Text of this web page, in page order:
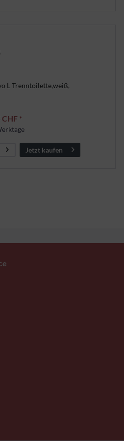
L Trenntoilette,weiß,
*
Jetzt kaufen